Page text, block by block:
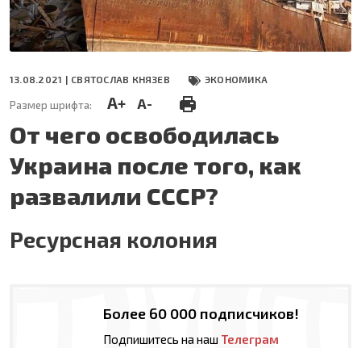
13.08.2021 | СВЯТОСЛАВ КНЯЗЕВ ЭКОНОМИКА
Размер шрифта: A+ A-
От чего освободилась
Украина после того, как
развалили СССР?
Ресурсная колония
Более 60 000 подписчиков!
Подпишитесь на наш Телеграм